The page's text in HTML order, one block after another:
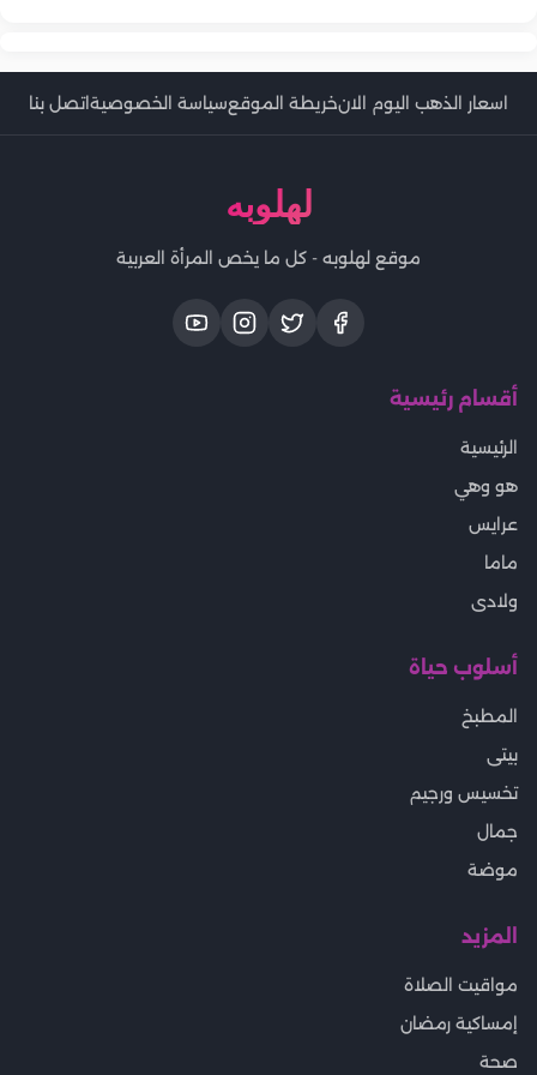
اسعار الذهب اليوم الانخريطة الموقعسياسة الخصوصيةاتصل بنا
لهلوبه
موقع لهلوبه - كل ما يخص المرأة العربية
أقسام رئيسية
الرئيسية
هو وهي
عرايس
ماما
ولادى
أسلوب حياة
المطبخ
بيتى
تخسيس ورجيم
جمال
موضة
المزيد
مواقيت الصلاة
إمساكية رمضان
صحة